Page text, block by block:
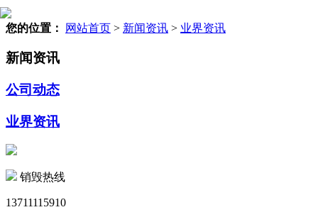
您的位置： 网站首页 > 新闻资讯 > 业界资讯
新闻资讯
公司动态
业界资讯
销毁热线
13711115910